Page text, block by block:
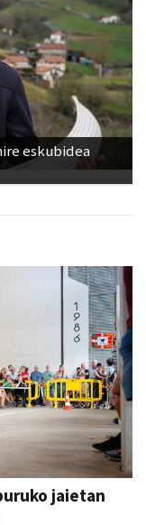
eskubidea
jaietan